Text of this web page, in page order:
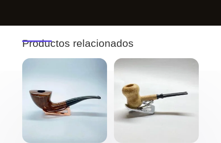
Productos relacionados